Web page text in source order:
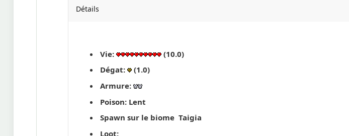
Détails
Vie:
(10.0)
Dégat:
(1.0)
Armure:
Poison: Lent
Spawn sur le biome Taigia
Loot: